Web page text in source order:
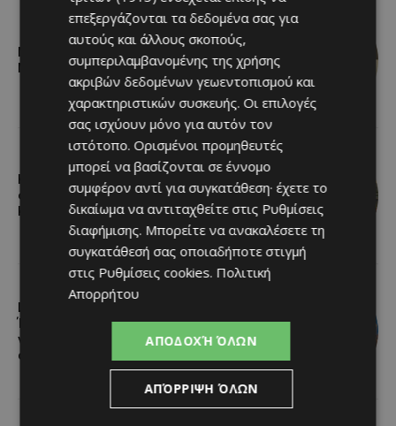
Νέος Γενικός Διευθυντής του Hilton
Nicosia ο Ilio Rodoni
Η Peugeot είναι ο επίσημος
συνεργάτης του Φεστιβάλ
Κινηματογράφου της Βενετίας
Lidl Better Living Days #summer2026:
Ένα μοναδικό ταξίδι ευεξίας, γεμάτο
γεύση, ενέργεια και χαμόγελα σε
όλη την Κύπρο
επεξεργάζονται τα δεδομένα σας για
αυτούς και άλλους σκοπούς,
συμπεριλαμβανομένης της χρήσης
ακριβών δεδομένων γεωεντοπισμού και
χαρακτηριστικών συσκευής. Οι επιλογές
σας ισχύουν μόνο για αυτόν τον
ιστότοπο. Ορισμένοι προμηθευτές
μπορεί να βασίζονται σε έννομο
συμφέρον αντί για συγκατάθεση· έχετε το
δικαίωμα να αντιταχθείτε στις Ρυθμίσεις
διαφήμισης. Μπορείτε να ανακαλέσετε τη
συγκατάθεσή σας οποιαδήποτε στιγμή
στις Ρυθμίσεις cookies. Πολιτική
Απορρήτου
ΑΠΟΔΟΧΉ ΌΛΩΝ
ΑΠΌΡΡΙΨΗ ΌΛΩΝ